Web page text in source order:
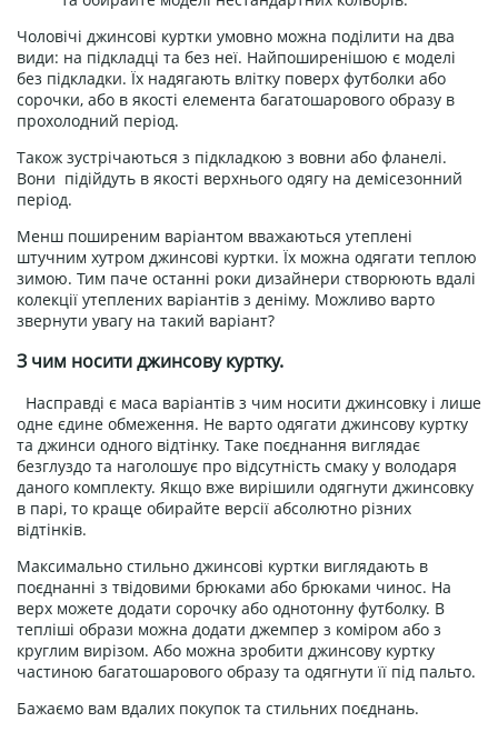
Чоловічі джинсові куртки умовно можна поділити на два
види: на підкладці та без неї. Найпоширенішою є моделі
без підкладки. Їх надягають влітку поверх футболки або
сорочки, або в якості елемента багатошарового образу в
прохолодний період.
Також зустрічаються з підкладкою з вовни або фланелі.
Вони підійдуть в якості верхнього одягу на демісезонний
період.
Менш поширеним варіантом вважаються утеплені
штучним хутром джинсові куртки. Їх можна одягати теплою
зимою. Тим паче останні роки дизайнери створюють вдалі
колекції утеплених варіантів з деніму. Можливо варто
звернути увагу на такий варіант?
З чим носити джинсову куртку.
Насправді є маса варіантів з чим носити джинсовку і лише
одне єдине обмеження. Не варто одягати джинсову куртку
та джинси одного відтінку. Таке поєднання виглядає
безглуздо та наголошує про відсутність смаку у володаря
даного комплекту. Якщо вже вирішили одягнути джинсовку
в парі, то краще обирайте версії абсолютно різних
відтінків.
Максимально стильно джинсові куртки виглядають в
поєднанні з твідовими брюками або брюками чинос. На
верх можете додати сорочку або однотонну футболку. В
тепліші образи можна додати джемпер з коміром або з
круглим вирізом. Або можна зробити джинсову куртку
частиною багатошарового образу та одягнути її під пальто.
Бажаємо вам вдалих покупок та стильних поєднань.